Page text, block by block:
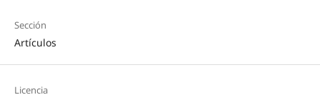
Sección
Artículos
Licencia